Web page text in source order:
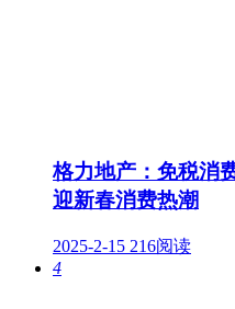
格力地产：免税消
迎新春消费热潮
2025-2-15 216阅读
4